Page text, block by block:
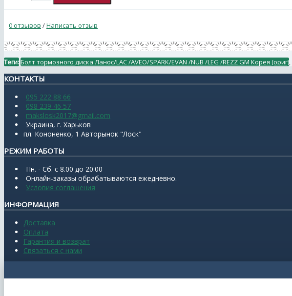
0 отзывов /Написать отзыв
Теги:Болт тормозного диска Ланос/LAC /AVEO/SPARK/EVAN /NUB /LEG /REZZ GM Корея (ориг),
КОНТАКТЫ
095 222 88 66
098 239 46 57
makslosk2017@gmail.com
Украина, г. Харьков
пл. Кононенко, 1 Авторынок "Лоск"
РЕЖИМ РАБОТЫ
Пн. - Сб. с 8.00 до 20.00
Онлайн-заказы обрабатываются ежедневно.
Условия соглашения
ИНФОРМАЦИЯ
Доставка
Оплата
Гарантия и возврат
Связаться с нами